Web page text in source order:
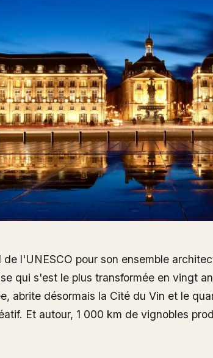
l'UNESCO pour son ensemble
qui s'est le plus transformée en vingt
abrite désormais la Cité du Vin et le
Et autour, 1 000 km de vignobles